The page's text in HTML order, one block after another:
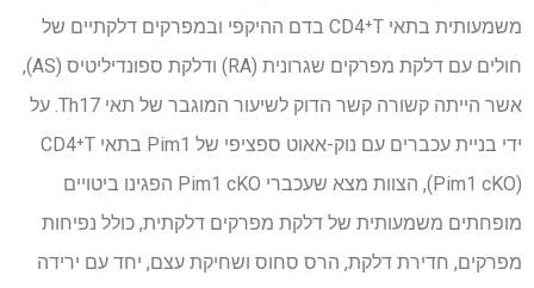
משמעותית בתאי CD4⁺T בדם ההיקפי ובמפרקים דלקתיים של
חולים עם דלקת מפרקים שגרונית (RA) ודלקת ספונדיליטיס (AS),
אשר הייתה קשורה קשר הדוק לשיעור המוגבר של תאי Th17. על
ידי בניית עכברים עם נוק-אאוט ספציפי של Pim1 בתאי CD4⁺T
(Pim1 cKO), הצוות מצא שעכברי Pim1 cKO הפגינו ביטויים
מופחתים משמעותית של דלקת מפרקים דלקתית, כולל נפיחות
מפרקים, חדירת דלקת, הרס סחוס ושחיקת עצם, יחד עם ירידה